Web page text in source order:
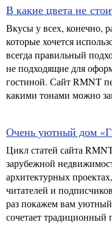
В какие цвета не
Вкусы у всех, конечно,
которые хочется
всегда правильный
не подходящие для
гостиной. Сайт RMNT
какими тонами можно
Очень уютный дом
Цикл статей сайта
зарубежной
архитектурных
читателей и
раз покажем вам
сочетает традиционный